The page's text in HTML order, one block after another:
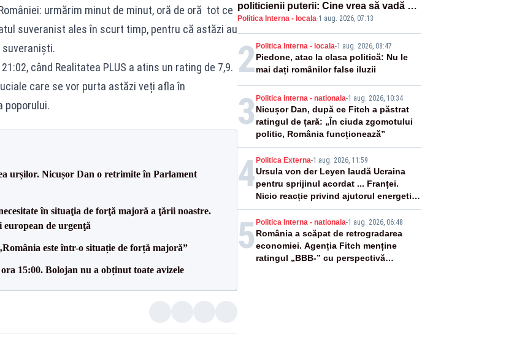
urmărim minut de minut, oră de oră tot ce
suveranist ales în scurt timp, pentru că astăzi au
suveraniști.
când Realitatea PLUS a atins un rating de 7,9.
care se vor purta astăzi veți afla în
poporului.
urșilor. Nicușor Dan o retrimite în Parlament
în situaţia de forţă majoră a ţării noastre.
european de urgenţă
este într-o situație de forță majoră”
15:00. Bolojan nu a obținut toate avizele
politicienii puterii: Cine vrea să vadă ce
înseamnă să fii prost, se uită la
România
Politica Interna - locala·1 aug. 2026, 07:13
2 Politica Interna - locala-1 aug. 2026, 08:47
Piedone, atac la clasa politică: Nu le
mai dați românilor false iluzii
3 Politica Interna - nationala-1 aug. 2026, 10:34
Nicușor Dan, după ce Fitch a păstrat
ratingul de țară: „În ciuda zgomotului
politic, România funcționează”
4 Politica Externa-1 aug. 2026, 11:59
Ursula von der Leyen laudă Ucraina
pentru sprijinul acordat ... Franței.
Nicio reacție privind ajutorul energetic
promis României
5 Politica Interna - nationala-1 aug. 2026, 06:48
România a scăpat de retrogradarea
economiei. Agenția Fitch menține
ratingul „BBB-” cu perspectivă